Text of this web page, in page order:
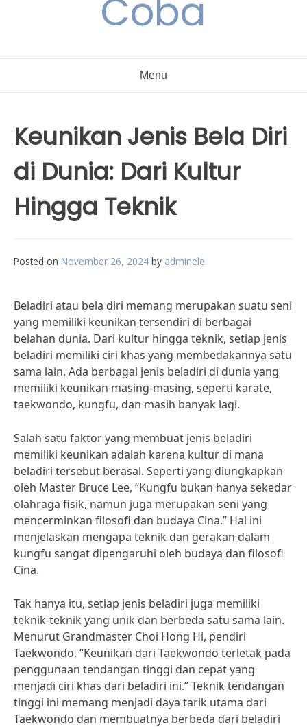
Coba
Menu
Keunikan Jenis Bela Diri
di Dunia: Dari Kultur
Hingga Teknik
Posted on November 26, 2024 by adminele
Beladiri atau bela diri memang merupakan suatu seni
yang memiliki keunikan tersendiri di berbagai
belahan dunia. Dari kultur hingga teknik, setiap jenis
beladiri memiliki ciri khas yang membedakannya satu
sama lain. Ada berbagai jenis beladiri di dunia yang
memiliki keunikan masing-masing, seperti karate,
taekwondo, kungfu, dan masih banyak lagi.
Salah satu faktor yang membuat jenis beladiri
memiliki keunikan adalah karena kultur di mana
beladiri tersebut berasal. Seperti yang diungkapkan
oleh Master Bruce Lee, “Kungfu bukan hanya sekedar
olahraga fisik, namun juga merupakan seni yang
mencerminkan filosofi dan budaya Cina.” Hal ini
menjelaskan mengapa teknik dan gerakan dalam
kungfu sangat dipengaruhi oleh budaya dan filosofi
Cina.
Tak hanya itu, setiap jenis beladiri juga memiliki
teknik-teknik yang unik dan berbeda satu sama lain.
Menurut Grandmaster Choi Hong Hi, pendiri
Taekwondo, “Keunikan dari Taekwondo terletak pada
penggunaan tendangan tinggi dan cepat yang
menjadi ciri khas dari beladiri ini.” Teknik tendangan
tinggi ini memang menjadi daya tarik utama dari
Taekwondo dan membuatnya berbeda dari beladiri